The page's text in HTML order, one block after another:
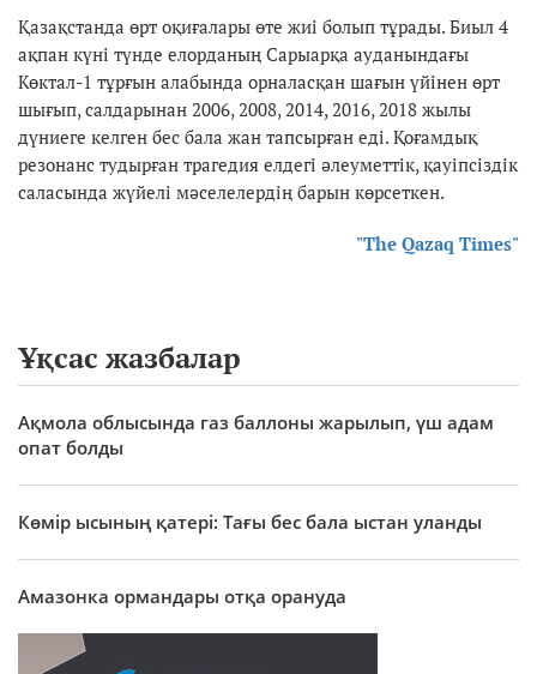
Қазақстанда өрт оқиғалары өте жиі болып тұрады. Биыл 4
ақпан күні түнде елорданың Сарыарқа ауданындағы
Көктал-1 тұрғын алабында орналасқан шағын үйінен өрт
шығып, салдарынан 2006, 2008, 2014, 2016, 2018 жылы
дүниеге келген бес бала жан тапсырған еді. Қоғамдық
резонанс тудырған трагедия елдегі әлеуметтік, қауіпсіздік
саласында жүйелі мәселелердің барын көрсеткен.
"The Qazaq Times"
Ұқсас жазбалар
Ақмола облысында газ баллоны жарылып, үш адам
опат болды
Көмір ысының қатері: Тағы бес бала ыстан уланды
Амазонка ормандары отқа орануда